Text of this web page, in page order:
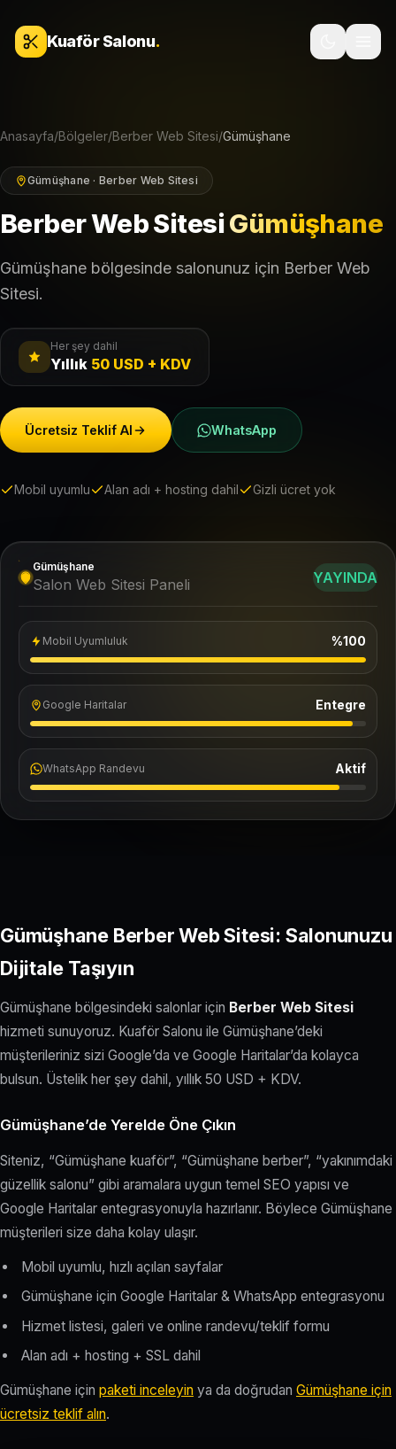
Kuaför Salonu.
Anasayfa/Bölgeler/Berber Web Sitesi/Gümüşhane
Gümüşhane · Berber Web Sitesi
Berber Web SitesiGümüşhane
Gümüşhane bölgesinde salonunuz için Berber Web
Sitesi.
Her şey dahil
Yıllık 50 USD + KDV
Ücretsiz Teklif Al WhatsApp
Mobil uyumlu Alan adı + hosting dahil Gizli ücret yok
Gümüşhane
Salon Web Sitesi Paneli YAYINDA
Mobil Uyumluluk %100
Google Haritalar Entegre
WhatsApp Randevu Aktif
Gümüşhane Berber Web Sitesi: Salonunuzu
Dijitale Taşıyın
Gümüşhane bölgesindeki salonlar için Berber Web Sitesi
hizmeti sunuyoruz. Kuaför Salonu ile Gümüşhane’deki
müşterileriniz sizi Google’da ve Google Haritalar’da kolayca
bulsun. Üstelik her şey dahil, yıllık 50 USD + KDV.
Gümüşhane’de Yerelde Öne Çıkın
Siteniz, “Gümüşhane kuaför”, “Gümüşhane berber”, “yakınımdaki
güzellik salonu” gibi aramalara uygun temel SEO yapısı ve
Google Haritalar entegrasyonuyla hazırlanır. Böylece Gümüşhane
müşterileri size daha kolay ulaşır.
Mobil uyumlu, hızlı açılan sayfalar
Gümüşhane için Google Haritalar & WhatsApp entegrasyonu
Hizmet listesi, galeri ve online randevu/teklif formu
Alan adı + hosting + SSL dahil
Gümüşhane için paketi inceleyin ya da doğrudan Gümüşhane için
ücretsiz teklif alın.